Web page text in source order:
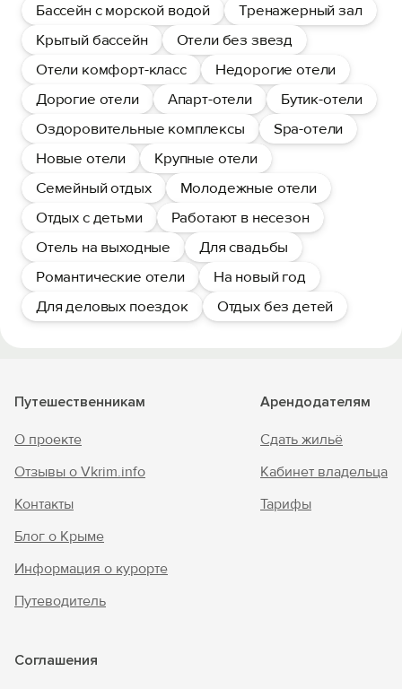
Бассейн с морской водой
Тренажерный зал
Крытый бассейн
Отели без звезд
Отели комфорт-класс
Недорогие отели
Дорогие отели
Апарт-отели
Бутик-отели
Оздоровительные комплексы
Spa-отели
Новые отели
Крупные отели
Семейный отдых
Молодежные отели
Отдых с детьми
Работают в несезон
Отель на выходные
Для свадьбы
Романтические отели
На новый год
Для деловых поездок
Отдых без детей
Путешественникам
О проекте
Отзывы о Vkrim.info
Контакты
Блог о Крыме
Информация о курорте
Путеводитель
Арендодателям
Сдать жильё
Кабинет владельца
Тарифы
Соглашения